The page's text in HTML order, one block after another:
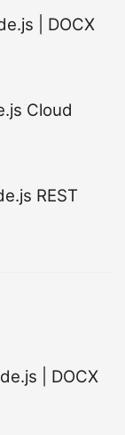
| DOCX
Cloud
REST
| DOCX